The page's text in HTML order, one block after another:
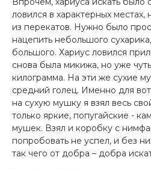
ловился в характерных местах,
из перекатов. Нужно было
нацепить небольшого
большого. Хариус ловился
снова была микижа, но уже
килограмма. На эти же сухие
средний голец. Именно для
на сухую мушку я взял весь
только яркие, попугайские -
мушек. Взял и коробку с
попробовать не успел, и без
так чего от добра – добра